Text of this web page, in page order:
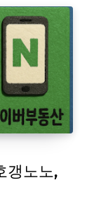
갱노노,